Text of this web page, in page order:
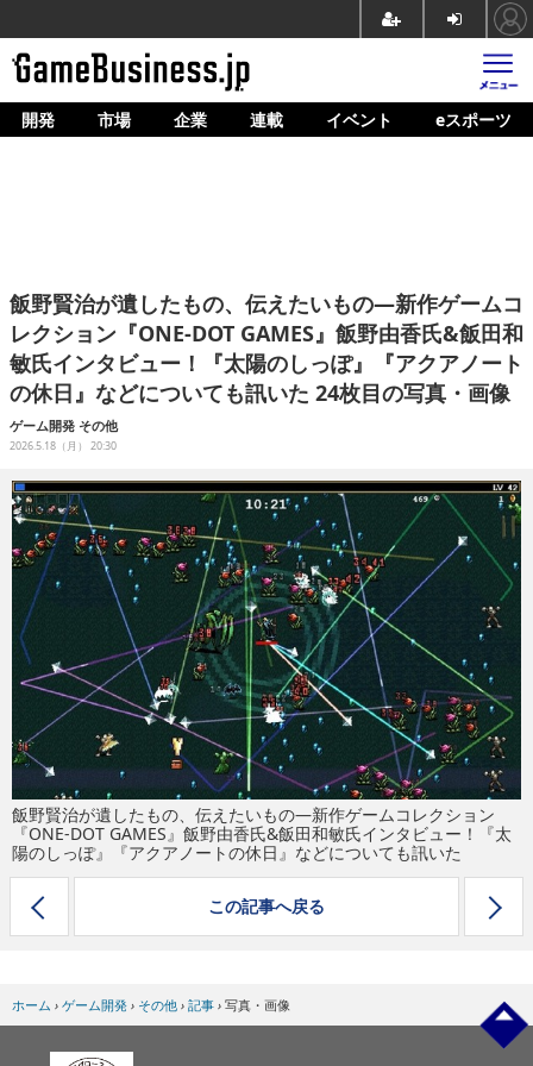
ホーム
企業動向
人材育成
産業政策
イベント/セミナー
eスポーツ
開発 市場 企業 連載 イベント eスポーツ
飯野賢治が遺したもの、伝えたいもの―新作ゲームコ
レクション『ONE-DOT GAMES』飯野由香氏&飯田和
敏氏インタビュー！『太陽のしっぽ』『アクアノート
の休日』などについても訊いた 24枚目の写真・画像
ゲーム開発 その他
2026.5.18（月） 20:30
飯野賢治が遺したもの、伝えたいもの―新作ゲームコレクション
『ONE-DOT GAMES』飯野由香氏&飯田和敏氏インタビュー！『太
陽のしっぽ』『アクアノートの休日』などについても訊いた
この記事へ戻る
ホーム › ゲーム開発 › その他 › 記事 › 写真・画像